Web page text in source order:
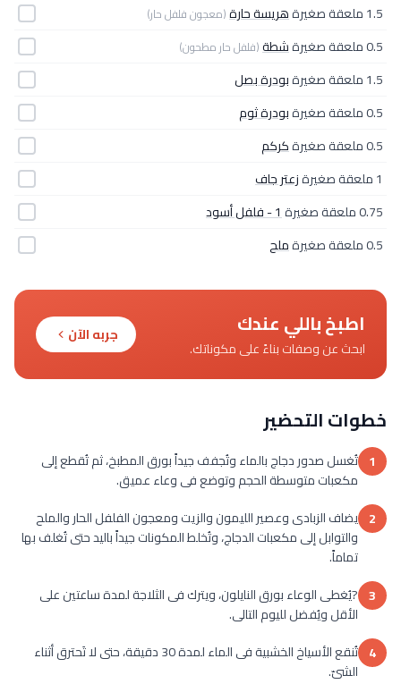
1.5 ملعقة صغيرة
هريسة حارة(معجون فلفل حار)
0.5 ملعقة صغيرة شطة(فلفل حار مطحون)
1.5 ملعقة صغيرة
بودرة بصل
0.5 ملعقة صغيرة
بودرة ثوم
0.5 ملعقة صغيرة
كركم
1 ملعقة صغيرة
زعتر جاف
0.75 ملعقة صغيرة
1 - فلفل أسود
0.5 ملعقة صغيرة
ملح
اطبخ باللي عندك
ابحث عن وصفات بناءً على مكوناتك.
جربه الآن
خطوات التحضير
1 تُغسل صدور دجاج بالماء وتُجفف جيداً بورق المطبخ، ثم تُقطع إلى
مكعبات متوسطة الحجم وتوضع فى وعاء عميق.
2 يضاف الزبادى وعصير الليمون والزيت ومعجون الفلفل الحار والملح
والتوابل إلى مكعبات الدجاج، وتُخلط المكونات جيداً باليد حتى تُغلف بها
تماماً.
3 ?يُغطى الوعاء بورق النايلون، ويترك فى الثلاجة لمدة ساعتين على
الأقل ويُفضل لليوم التالى.
4
تُنقع الأسياخ الخشبية فى الماء لمدة 30 دقيقة، حتى لا تَحترق أثناء
الشىّ.